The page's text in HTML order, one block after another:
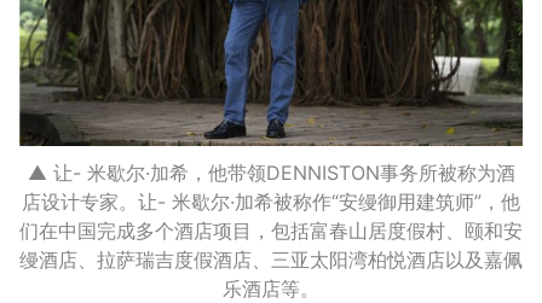
▲ 让- 米歇尔·加希，他带领DENNISTON事务所被称为酒
店设计专家。让- 米歇尔·加希被称作“安缦御用建筑师”，他
们在中国完成多个酒店项目，包括富春山居度假村、颐和安
缦酒店、拉萨瑞吉度假酒店、三亚太阳湾柏悦酒店以及嘉佩
乐酒店等。